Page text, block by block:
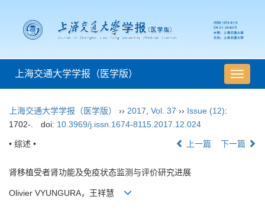
导
航
上海交通大学学报（医学版）
上海交通大学学报（医学版） ›› 2017 Vol. 37 ›› Issue (12):
1702-.
doi: 10.3969/j.issn.1674-8115.2017.12.024
• 综述 • 上一篇 下一篇
肾移植受者肾功能及免疫状态监测与评价研究进展
Olivier VYUNGURA，王祥慧